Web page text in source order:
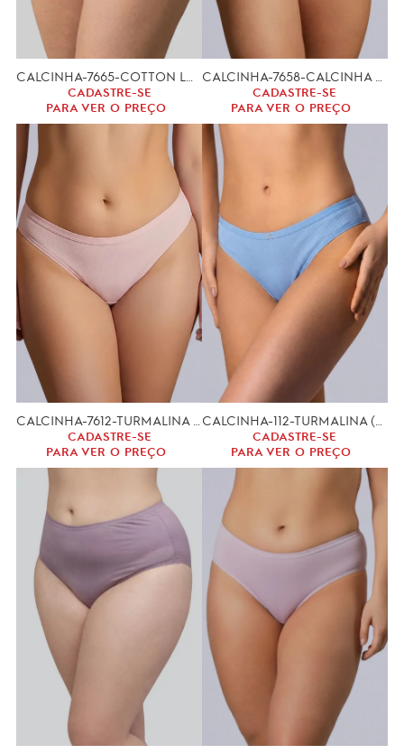
CADASTRE-SE
PARA VER O PREÇO
CADASTRE-SE
PARA VER O PREÇO
CADASTRE-SE
PARA VER O PREÇO
CADASTRE-SE
PARA VER O PREÇO